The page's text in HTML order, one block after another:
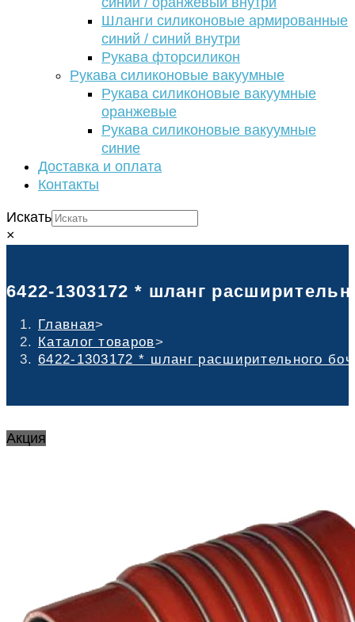
Шланги силиконовые армированные
синий / синий внутри
Рукава фторсиликон
Рукава силиконовые вакуумные
Рукава силиконовые вакуумные
оранжевые
Рукава силиконовые вакуумные
синие
Доставка и оплата
Контакты
Искать
×
6422-1303172 * шланг
Главная>
Каталог товаров>
6422-1303172 * шланг расширительного
Акция